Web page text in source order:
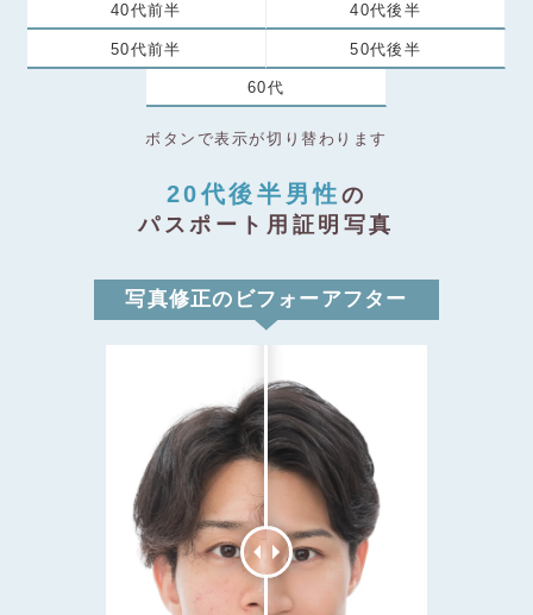
40代前半 40代後半
50代前半 50代後半
60代
ボタンで表示が切り替わります
20代後半男性 の
パスポート用証明写真
写真修正のビフォーアフター